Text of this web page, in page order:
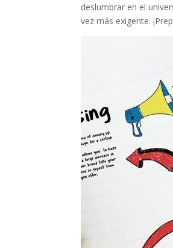
deslumbrar en ‌el
vez‍ más⁣ exigente.